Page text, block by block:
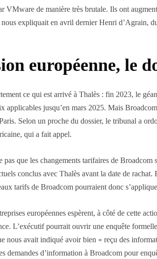
VMware de manière très brutale. Ils ont
expliquait en avril dernier Henri d’Agrain,
européenne, le
ce qui est arrivé à Thalès : fin 2023, le
applicables jusqu’en mars 2025. Mais
Selon un proche du dossier, le tribunal a
qui a fait appel.
pas que les changements tarifaires de
conclus avec Thalès avant la date de
tarifs de Broadcom pourraient donc
européennes espèrent, à côté de cette
L’exécutif pourrait ouvrir une enquête
nous avait indiqué avoir bien « reçu des
demandes d’information à Broadcom pour